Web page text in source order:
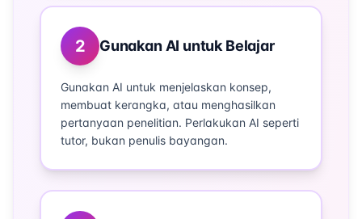
2 Gunakan AI untuk Belajar
Gunakan AI untuk menjelaskan konsep,
membuat kerangka, atau menghasilkan
pertanyaan penelitian. Perlakukan AI seperti
tutor, bukan penulis bayangan.